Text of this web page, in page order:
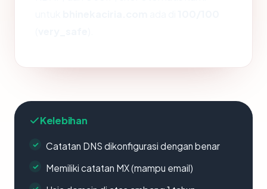
Kelebihan
Catatan DNS dikonfigurasi dengan benar
Memiliki catatan MX (mampu email)